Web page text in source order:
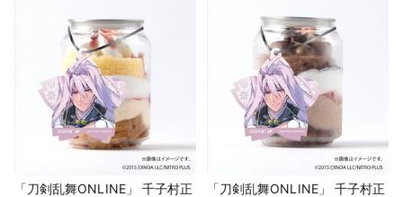
「刀剣乱舞ONLINE」 千子村正
「刀剣乱舞ONLINE」 千子村正